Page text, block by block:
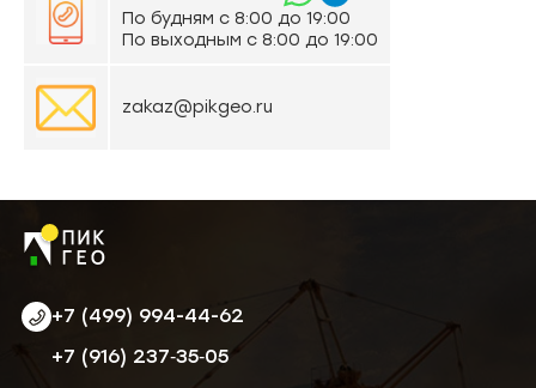
По будням с 8:00 до 19:00
По выходным с 8:00 до 19:00
zakaz@pikgeo.ru
+7 (499) 994-44-62
‪+7 (916) 237‑35‑05‬